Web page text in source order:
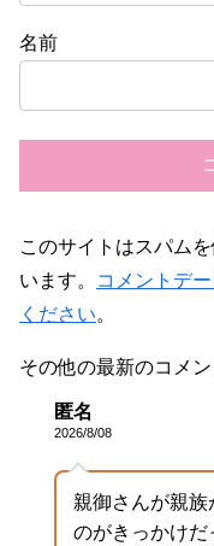
名前
このサイトはスパム
います。
コメントデ
ください。
その他の最新のコメン
匿名
2026/8/08
親御さんが親
のがきっかけだ